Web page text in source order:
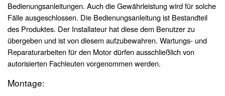
Bedienungsanleitungen. Auch die Gewährleistung wird für solche
Fälle ausgeschlossen. Die Bedienungsanleitung ist Bestandteil
des Produktes. Der Installateur hat diese dem Benutzer zu
übergeben und ist von diesem aufzubewahren. Wartungs- und
Reparaturarbeiten für den Motor dürfen ausschließlich von
autorisierten Fachleuten vorgenommen werden.
Montage: